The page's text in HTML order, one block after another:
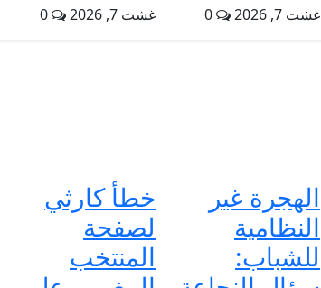
غشت 7, 2026 غشت 7, 2026
الهجرة غير
النظامية
للشباب:
خطأ كارثي
لصفحة
المنتخب